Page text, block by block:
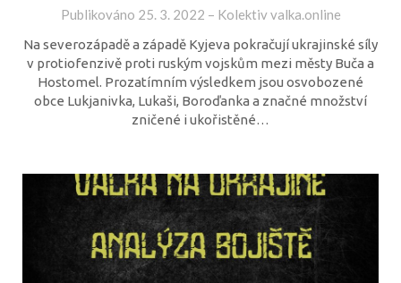
Publikováno 25. 3. 2022 – Kolektiv valka.online
Na severozápadě a západě Kyjeva pokračují ukrajinské síly
v protiofenzivě proti ruským vojskům mezi městy Buča a
Hostomel. Prozatímním výsledkem jsou osvobozené
obce Lukjanivka, Lukaši, Boroďanka a značné množství
zničené i ukořistěné…